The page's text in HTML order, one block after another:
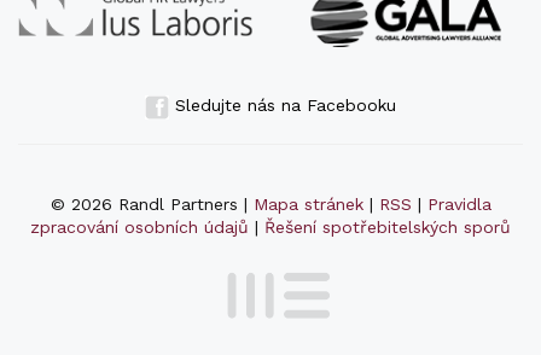
Sledujte nás na Facebooku
© 2026 Randl Partners | Mapa stránek| RSS | Pravidla
zpracování osobních údajů | Řešení spotřebitelských sporů